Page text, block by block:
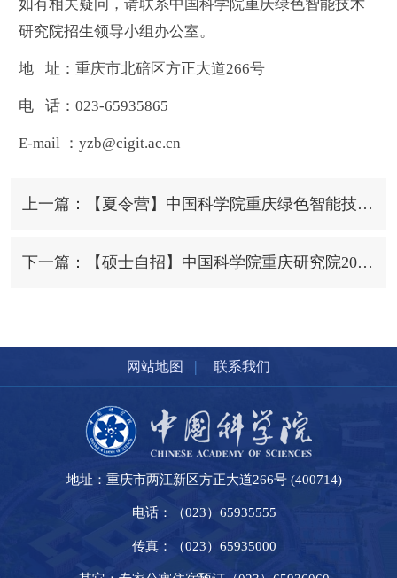
如有相关疑问，请联系中国科学院重庆绿色智能技术
研究院招生领导小组办公室。
地 址：重庆市北碚区方正大道266号
电 话：023-65935865
E-mail ：yzb@cigit.ac.cn
上一篇：【夏令营】中国科学院重庆绿色智能技术研究院2025年“绿智风采”大学生暑期夏令营活动报名通知
下一篇：【硕士自招】中国科学院重庆研究院2025年硕士研究生招生一志愿考生拟录取名单
网站地图 | 联系我们
地址：重庆市两江新区方正大道266号 (400714)
电话：（023）65935555
传真：（023）65935000